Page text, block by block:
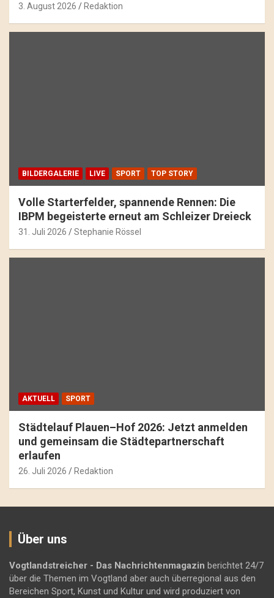
3. August 2026 Redaktion
BILDERGALERIE LIVE SPORT TOP STORY
Volle Starterfelder, spannende Rennen: Die
IBPM begeisterte erneut am Schleizer Dreieck
31. Juli 2026 Stephanie Rössel
AKTUELL SPORT
Städtelauf Plauen–Hof 2026: Jetzt anmelden
und gemeinsam die Städtepartnerschaft
erlaufen
26. Juli 2026 Redaktion
Über uns
Vogtlandstreicher - Das Nachrichtenmagazin berichtet 24/7
über die Themen im Vogtland aber auch überregional aus den
Bereichen Sport, Kunst und Kultur und wird produziert von